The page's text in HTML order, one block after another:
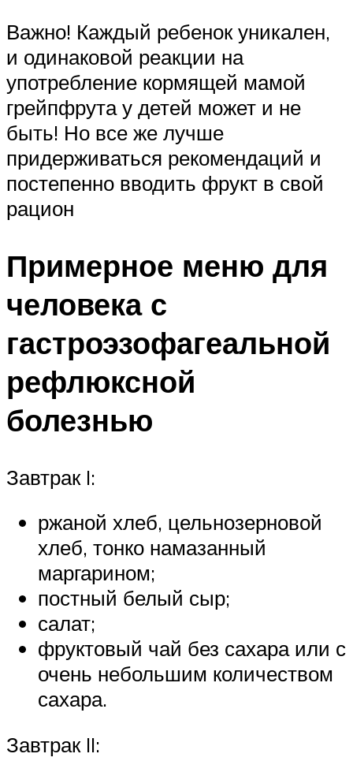
Важно! Каждый ребенок уникален,
и одинаковой реакции на
употребление кормящей мамой
грейпфрута у детей может и не
быть! Но все же лучше
придерживаться рекомендаций и
постепенно вводить фрукт в свой
рацион
Примерное меню для
человека с
гастроэзофагеальной
рефлюксной
болезнью
Завтрак I:
ржаной хлеб, цельнозерновой
хлеб, тонко намазанный
маргарином;
постный белый сыр;
салат;
фруктовый чай без сахара или с
очень небольшим количеством
сахара.
Завтрак II: